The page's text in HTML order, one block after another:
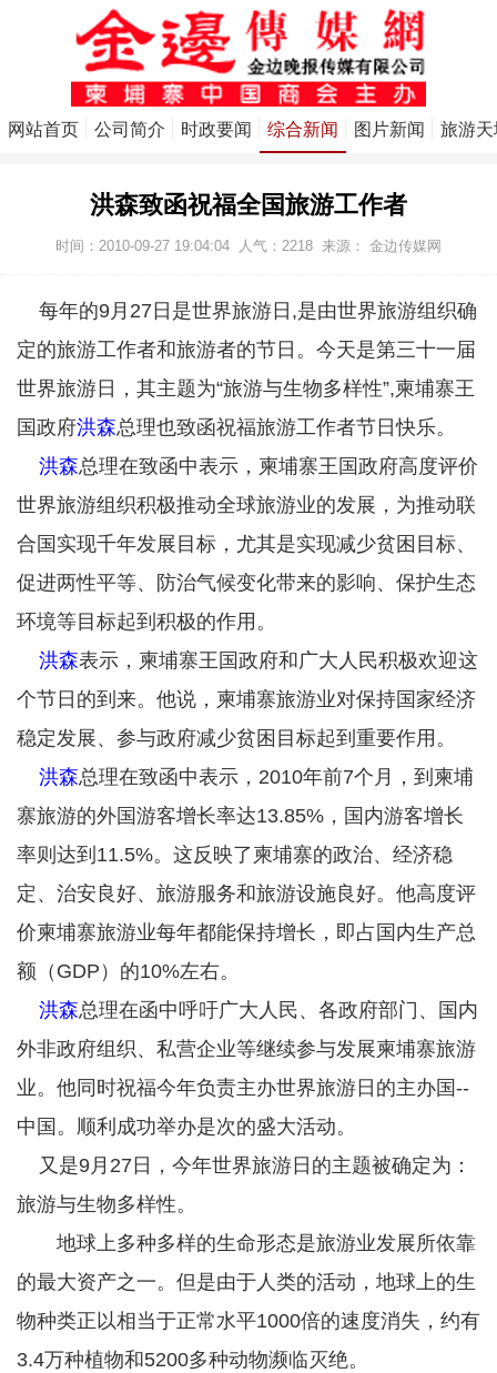
网站首页 公司简介 时政要闻 综合新闻 图片新闻 旅游天
洪森致函祝福全国旅游工作者
时间：2010-09-27 19:04:04 人气： 2218 来源： 金边传媒网
每年的9月27日是世界旅游日,是由世界旅游组织确
定的旅游工作者和旅游者的节日。今天是第三十一届
世界旅游日，其主题为“旅游与生物多样性”,柬埔寨王
国政府洪森总理也致函祝福旅游工作者节日快乐。
洪森总理在致函中表示，柬埔寨王国政府高度评价
世界旅游组织积极推动全球旅游业的发展，为推动联
合国实现千年发展目标，尤其是实现减少贫困目标、
促进两性平等、防治气候变化带来的影响、保护生态
环境等目标起到积极的作用。
洪森表示，柬埔寨王国政府和广大人民积极欢迎这
个节日的到来。他说，柬埔寨旅游业对保持国家经济
稳定发展、参与政府减少贫困目标起到重要作用。
洪森总理在致函中表示，2010年前7个月，到柬埔
寨旅游的外国游客增长率达13.85%，国内游客增长
率则达到11.5%。这反映了柬埔寨的政治、经济稳
定、治安良好、旅游服务和旅游设施良好。他高度评
价柬埔寨旅游业每年都能保持增长，即占国内生产总
额（GDP）的10%左右。
洪森总理在函中呼吁广大人民、各政府部门、国内
外非政府组织、私营企业等继续参与发展柬埔寨旅游
业。他同时祝福今年负责主办世界旅游日的主办国--
中国。顺利成功举办是次的盛大活动。
又是9月27日，今年世界旅游日的主题被确定为：
旅游与生物多样性。
地球上多种多样的生命形态是旅游业发展所依靠
的最大资产之一。但是由于人类的活动，地球上的生
物种类正以相当于正常水平1000倍的速度消失，约有
3.4万种植物和5200多种动物濒临灭绝。